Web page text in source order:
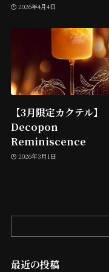
2026年4月4日
【3月限定カクテル】
Decopon
Reminiscence
2026年3月1日
最近の投稿